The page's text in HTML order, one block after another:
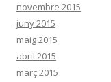
novembre 2015
juny 2015
maig 2015
abril 2015
març 2015